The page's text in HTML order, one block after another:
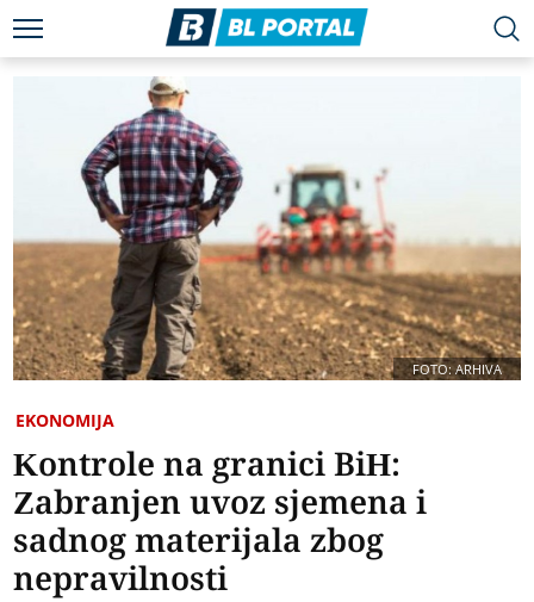
FOTO: ARHIVA
EKONOMIJA
Kontrole na granici BiH:
Zabranjen uvoz sjemena i
sadnog materijala zbog
nepravilnosti